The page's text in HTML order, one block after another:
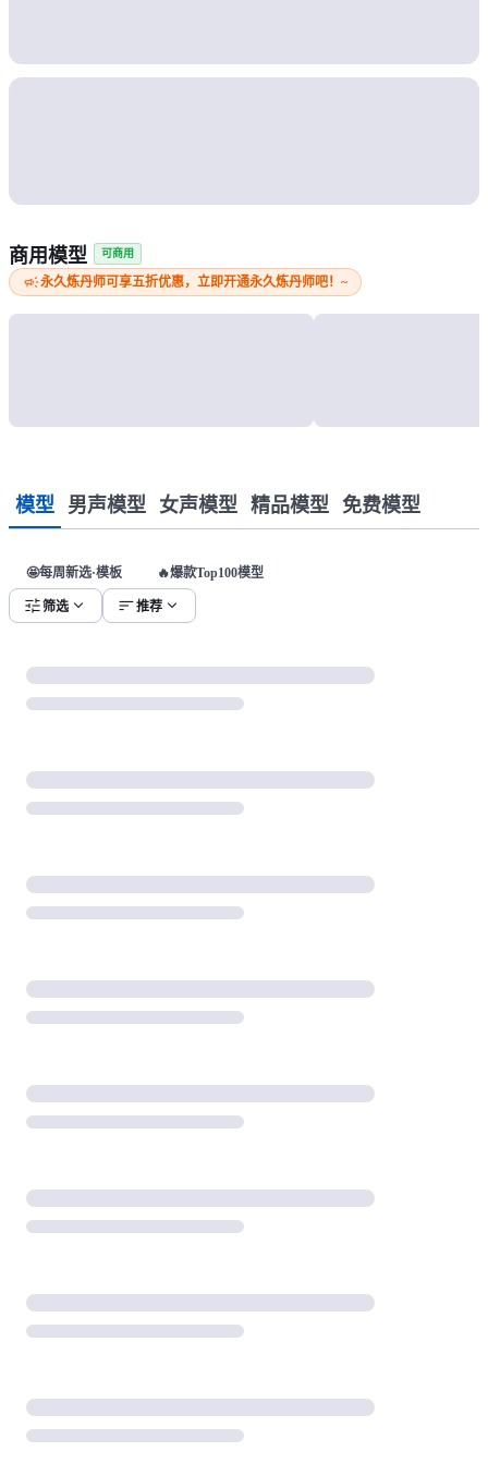
商用模型 可商用
campaign永久炼丹师可享五折优惠，立即开通永久炼丹师吧！~
模型 男声模型 女声模型 精品模型 免费模型
🤩每周新选·模板 🔥爆款Top100模型
tune筛选 expand_more sort推荐 expand_more